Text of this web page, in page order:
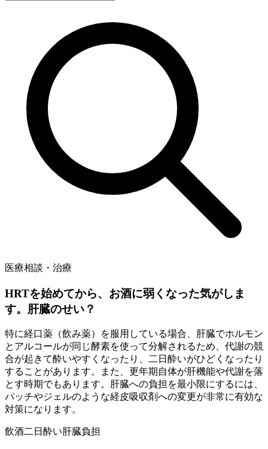
医療相談・治療
HRTを始めてから、お酒に弱くなった気がしま
す。肝臓のせい？
特に経口薬（飲み薬）を服用している場合、肝臓でホルモン
とアルコールが同じ酵素を使って分解されるため、代謝の競
合が起きて酔いやすくなったり、二日酔いがひどくなったり
することがあります。また、更年期自体が肝機能や代謝を落
とす時期でもあります。肝臓への負担を最小限にするには、
パッチやジェルのような経皮吸収剤への変更が非常に有効な
対策になります。
飲酒二日酔い肝臓負担